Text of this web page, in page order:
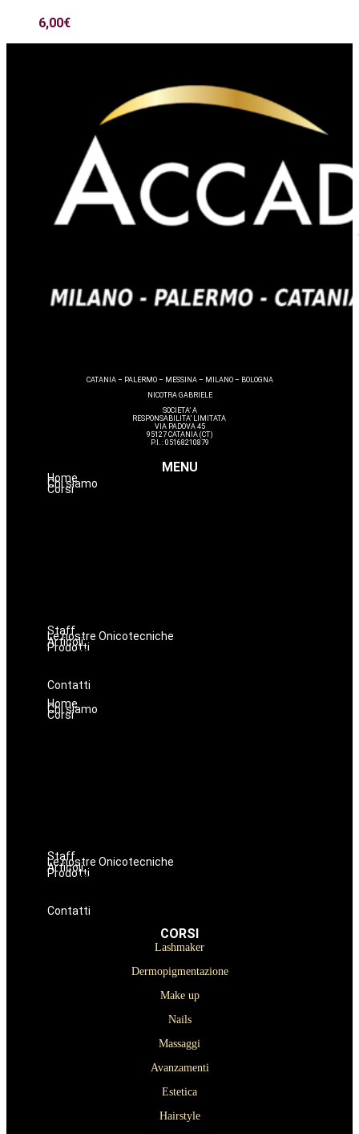
6,00€
CATANIA – PALERMO – MESSINA – MILANO – BOLOGNA
NICOTRA GABRIELE
SOCIETA’ A
RESPONSABILITA’ LIMITATA
VIA PADOVA 45
95127 CATANIA (CT)
P.I. : 05168210879
MENU
Home
Chi siamo
Corsi
Staff
Le nostre Onicotecniche
Articoli
ProdottiOniconails
Prodotti per ricostruzione unghie
Contatti
Home
Chi siamo
Corsi
Staff
Le nostre Onicotecniche
Articoli
ProdottiOniconails
Prodotti per ricostruzione unghie
Contatti
CORSI
Lashmaker
Dermopigmentazione
Make up
Nails
Massaggi
Avanzamenti
Estetica
Hairstyle